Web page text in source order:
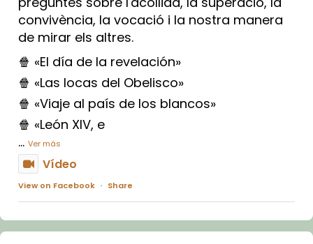
convivència, la vocació i la nostra manera
de mirar els altres.
🍿 «El día de la revelación»
🍿 «Las locas del Obelisco»
🍿 «Viaje al país de los blancos»
🍿 «León XIV, e
... Ver más
Vídeo
View on Facebook · Share
Arquebisbat de Barcelona